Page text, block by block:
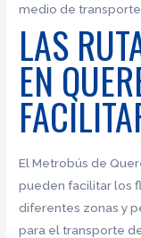
medio de
LAS
EN
El Metrobús de
pueden facilitar los
diferentes zonas y
para el transporte